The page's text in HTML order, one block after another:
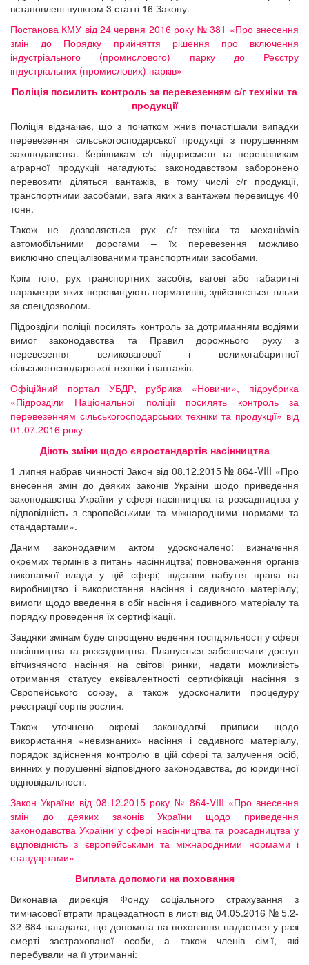
встановлені пунктом 3 статті 16 Закону.
Постанова КМУ від 24 червня 2016 року № 381 «Про внесення
змін до Порядку прийняття рішення про включення
індустріального (промислового) парку до Реєстру
індустріальних (промислових) парків»
Поліція посилить контроль за перевезенням с/г техніки та
продукції
Поліція відзначає, що з початком жнив почастішали випадки
перевезення сільськогосподарської продукції з порушенням
законодавства. Керівникам с/г підприємств та перевізникам
аграрної продукції нагадують: законодавством заборонено
перевозити діляться вантажів, в тому числі с/г продукції,
транспортними засобами, вага яких з вантажем перевищує 40
тонн.
Також не дозволяється рух с/г техніки та механізмів
автомобільними дорогами – їх перевезення можливо
виключно спеціалізованими транспортними засобами.
Крім того, рух транспортних засобів, вагові або габаритні
параметри яких перевищують нормативні, здійснюється тільки
за спецдозволом.
Підрозділи поліції посилять контроль за дотриманням водіями
вимог законодавства та Правил дорожнього руху з
перевезення великовагової і великогабаритної
сільськогосподарської техніки і вантажів.
Офіційний портал УБДР, рубрика «Новини», підрубрика
«Підрозділи Національної поліції посилять контроль за
перевезенням сільськогосподарських техніки та продукції» від
01.07.2016 року
Діють зміни щодо євростандартів насінництва
1 липня набрав чинності Закон від 08.12.2015 № 864-VIII «Про
внесення змін до деяких законів України щодо приведення
законодавства України у сфері насінництва та розсадництва у
відповідність з європейськими та міжнародними нормами та
стандартами».
Даним законодавчим актом удосконалено: визначення
окремих термінів з питань насінництва; повноваження органів
виконавчої влади у цій сфері; підстави набуття права на
виробництво і використання насіння і садивного матеріалу;
вимоги щодо введення в обіг насіння і садивного матеріалу та
порядку проведення їх сертифікації.
Завдяки змінам буде спрощено ведення госпдіяльності у сфері
насінництва та розсадництва. Планується забезпечити доступ
вітчизняного насіння на світові ринки, надати можливість
отримання статусу еквівалентності сертифікації насіння з
Європейського союзу, а також удосконалити процедуру
реєстрації сортів рослин.
Також уточнено окремі законодавчі приписи щодо
використання «невизнаних» насіння і садивного матеріалу,
порядок здійснення контролю в цій сфері та залучення осіб,
винних у порушенні відповідного законодавства, до юридичної
відповідальності.
Закон України від 08.12.2015 року № 864-VIII «Про внесення
змін до деяких законів України щодо приведення
законодавства України у сфері насінництва та розсадництва у
відповідність з європейськими та міжнародними нормами і
стандартами»
Виплата допомоги на поховання
Виконавча дирекція Фонду соціального страхування з
тимчасової втрати працездатності в листі від 04.05.2016 № 5.2-
32-684 нагадала, що допомога на поховання надається у разі
смерті застрахованої особи, а також членів сім’ї, які
перебували на її утриманні: